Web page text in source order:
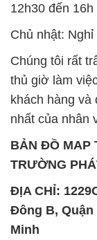
12h30 đến 16h
Chủ nhật:
Chúng tôi rất
thủ giờ làm
khách hàng và
nhất của nhân
BẢN ĐỒ MAP
TRƯỜNG
ĐỊA CHỈ:
Đông B, Quận
Minh